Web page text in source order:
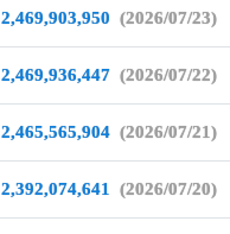
2,469,903,950 (2026/07/23)
2,469,936,447 (2026/07/22)
2,465,565,904 (2026/07/21)
2,392,074,641 (2026/07/20)